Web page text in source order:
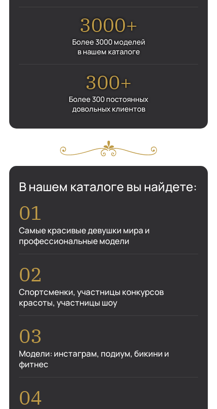
3000+
Более 3000 моделей
в нашем каталоге
300+
Более 300 постоянных
довольных клиентов
В нашем каталоге вы найдете:
Самые красивые девушки мира и
профессиональные модели
Спортсменки, участницы конкурсов
красоты, участницы шоу
Модели: инстаграм, подиум, бикини и
фитнес